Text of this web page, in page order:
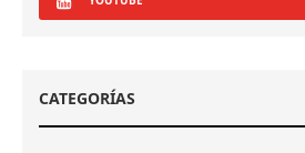
CATEGORÍAS